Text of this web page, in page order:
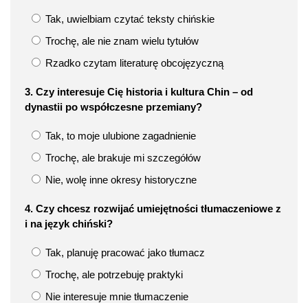
Tak, uwielbiam czytać teksty chińskie
Trochę, ale nie znam wielu tytułów
Rzadko czytam literaturę obcojęzyczną
3. Czy interesuje Cię historia i kultura Chin – od
dynastii po współczesne przemiany?
Tak, to moje ulubione zagadnienie
Trochę, ale brakuje mi szczegółów
Nie, wolę inne okresy historyczne
4. Czy chcesz rozwijać umiejętności tłumaczeniowe z
i na język chiński?
Tak, planuję pracować jako tłumacz
Trochę, ale potrzebuję praktyki
Nie interesuje mnie tłumaczenie